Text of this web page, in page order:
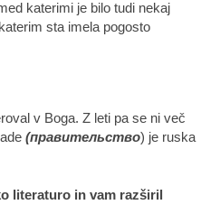
katerimi je bilo tudi nekaj
sta imela pogosto
v Boga. Z leti pa se ni več
(правительство) je ruska
literaturo in vam razširil